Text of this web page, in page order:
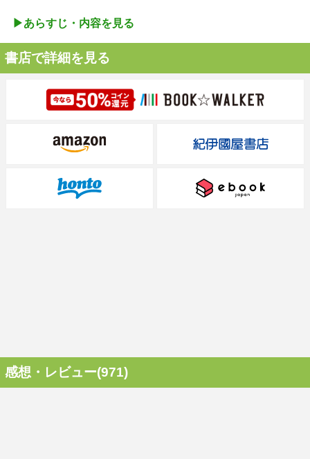
▶︎あらすじ・内容を見る
書店で詳細を見る
感想・レビュー(971)